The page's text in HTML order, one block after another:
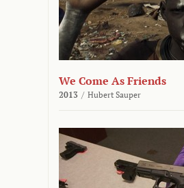
We Come As Friends
2013 / Hubert Sauper